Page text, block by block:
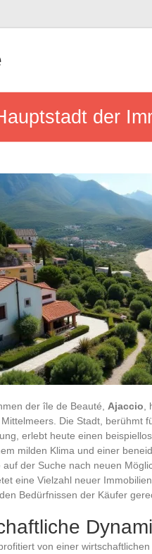
der
der île de Beauté, Ajaccio
Die Stadt, berühmt
erlebt heute einen
milden Klima und einer
auf der Suche nach neuen
eine Vielzahl neuer
Bedürfnissen der Käufer
von einer